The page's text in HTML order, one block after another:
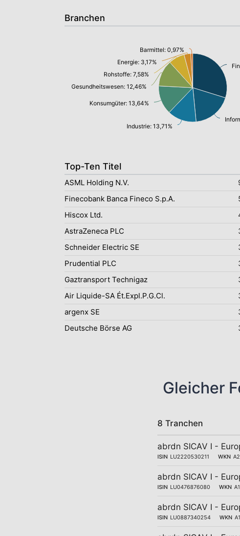
Branchen
Industrie: 13,71%
Konsumgüter: 13,64%
Gesundheitswesen: 12,46%
Rohstoffe: 7,58%
Energie: 3,17%
Barmittel: 0,97%
Top-Ten Titel
ASML Holding N.V.
Finecobank Banca Fineco S.p.A.
Hiscox Ltd.
AstraZeneca PLC
Schneider Electric SE
Prudential PLC
Gaztransport Technigaz
Air Liquide-SA Ét.Expl.P.G.Cl.
argenx SE
Deutsche Börse AG
Gleicher
8 Tranchen
abrdn SICAV I -
ISIN LU2220530211 WKN
abrdn SICAV I -
ISIN LU0476876080 WKN
abrdn SICAV I -
ISIN LU0887340254 WKN